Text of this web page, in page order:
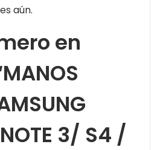
aún.
en
3/ S4 /